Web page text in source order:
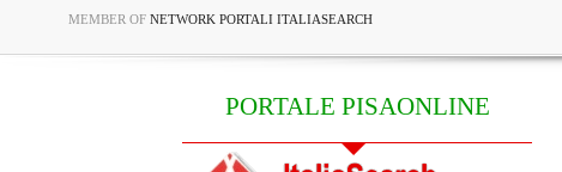
MEMBER OF NETWORK PORTALI ITALIASEARCH
PORTALE PISAONLINE